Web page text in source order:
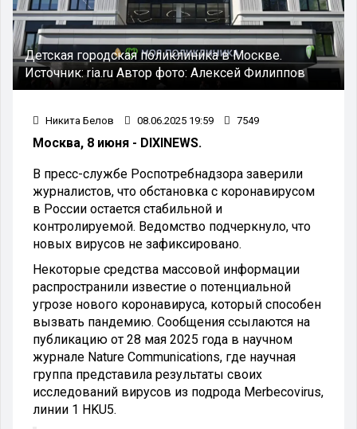
Детская городская поликлиника в Москве.
Источник:ria.ru Автор фото: Алексей Филиппов
Никита Белов 08.06.2025 19:59 7549
Москва, 8 июня - DIXINEWS.
В пресс-службе Роспотребнадзора заверили
журналистов, что обстановка с коронавирусом
в России остается стабильной и
контролируемой. Ведомство подчеркнуло, что
новых вирусов не зафиксировано.
Некоторые средства массовой информации
распространили известие о потенциальной
угрозе нового коронавируса, который способен
вызвать пандемию. Сообщения ссылаются на
публикацию от 28 мая 2025 года в научном
журнале Nature Communications, где научная
группа представила результаты своих
исследований вирусов из подрода Merbecovirus,
линии 1 HKU5.